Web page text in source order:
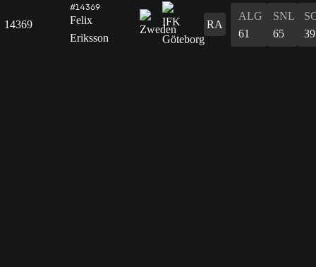
14369
#14369
Felix
Eriksson
RA
ALG
61
SNL
65
39